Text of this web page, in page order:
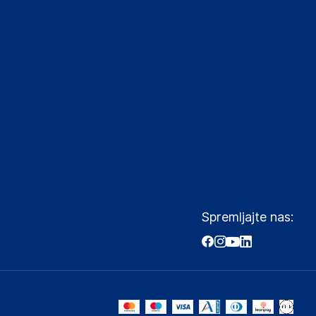
Spremljajte nas: